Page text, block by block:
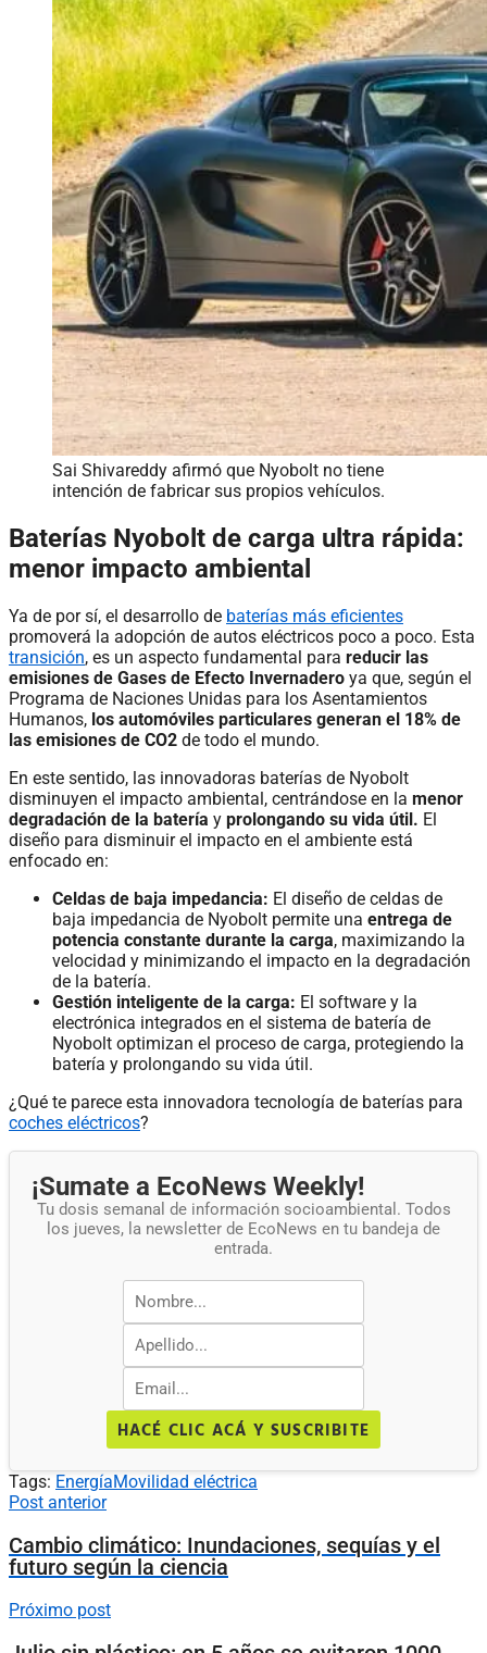
Sai Shivareddy afirmó que Nyobolt no tiene
intención de fabricar sus propios vehículos.
Baterías Nyobolt de carga ultra rápida:
menor impacto ambiental
Ya de por sí, el desarrollo de baterías más eficientes
promoverá la adopción de autos eléctricos poco a poco. Esta
transición, es un aspecto fundamental para reducir las
emisiones de Gases de Efecto Invernadero ya que, según el
Programa de Naciones Unidas para los Asentamientos
Humanos, los automóviles particulares generan el 18% de
las emisiones de CO2 de todo el mundo.
En este sentido, las innovadoras baterías de Nyobolt
disminuyen el impacto ambiental, centrándose en la menor
degradación de la batería y prolongando su vida útil. El
diseño para disminuir el impacto en el ambiente está
enfocado en:
Celdas de baja impedancia: El diseño de celdas de
baja impedancia de Nyobolt permite una entrega de
potencia constante durante la carga, maximizando la
velocidad y minimizando el impacto en la degradación
de la batería.
Gestión inteligente de la carga: El software y la
electrónica integrados en el sistema de batería de
Nyobolt optimizan el proceso de carga, protegiendo la
batería y prolongando su vida útil.
¿Qué te parece esta innovadora tecnología de baterías para
coches eléctricos?
¡Sumate a EcoNews Weekly!
Tu dosis semanal de información socioambiental. Todos
los jueves, la newsletter de EcoNews en tu bandeja de
entrada.
HACÉ CLIC ACÁ Y SUSCRIBITE
Tags: EnergíaMovilidad eléctrica
Post anterior
Cambio climático: Inundaciones, sequías y el
futuro según la ciencia
Próximo post